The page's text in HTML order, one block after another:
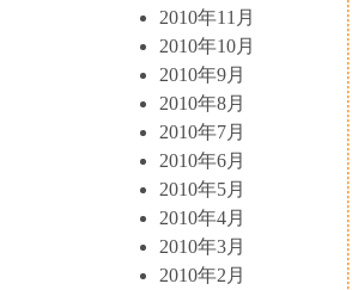
2010年11月
2010年10月
2010年9月
2010年8月
2010年7月
2010年6月
2010年5月
2010年4月
2010年3月
2010年2月